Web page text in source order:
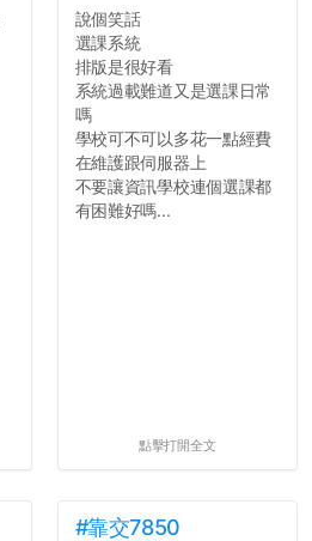
說個笑話
選課系統
排版是很好看
系統過載難道又是選課日常
嗎
學校可不可以多花一點經費
在維護跟伺服器上
不要讓資訊學校連個選課都
有困難好嗎...
點擊打開全文
#靠交7850